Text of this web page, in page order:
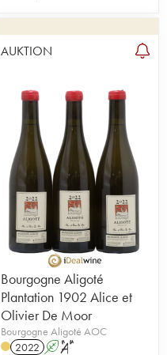
AUKTION
Bourgogne Aligoté
Plantation 1902 Alice et
Olivier De Moor
Bourgogne Aligoté AOC
2022 A S